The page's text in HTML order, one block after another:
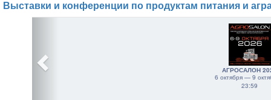
Выставки и конференции по продуктам питания и
АГРОСАЛОН
6 октября — 9
23:59